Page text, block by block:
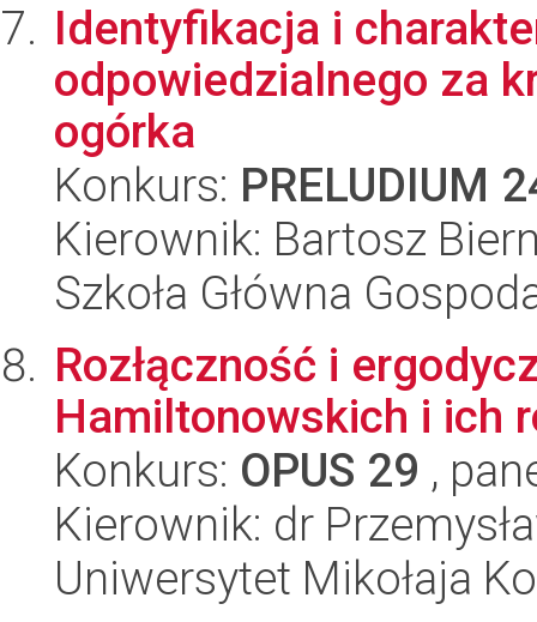
Identyfikacja i
odpowiedzialnego za
ogórka
Konkurs: PRELUDIUM
Kierownik: Bartosz
Szkoła Główna
Rozłączność i
Hamiltonowskich i ich
Konkurs: OPUS 29 ,
Kierownik: dr
Uniwersytet Mikołaja